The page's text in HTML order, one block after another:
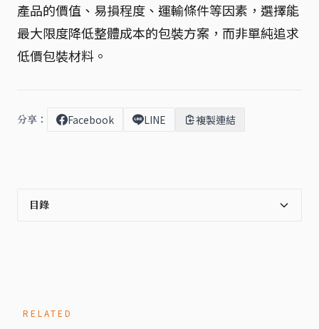
產品的價值、易損程度、運輸條件等因素，選擇能
最大限度降低整體成本的包裝方案，而非單純追求
低價包裝材料。
分享： Facebook LINE 複製連結
目錄
RELATED